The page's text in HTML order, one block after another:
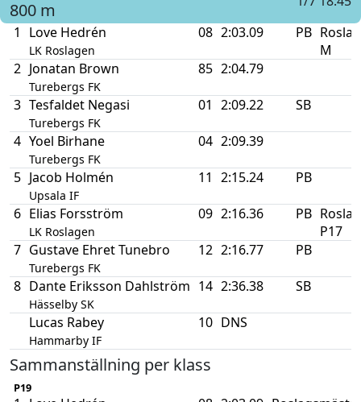
800 m
1
Love Hedrén
LK Roslagen
08 2:03.09 PB
M
2 Jonatan Brown
Turebergs FK
85 2:04.79
3 Tesfaldet Negasi
Turebergs FK
01 2:09.22 SB
4 Yoel Birhane
Turebergs FK
04 2:09.39
5 Jacob Holmén
Upsala IF
11 2:15.24 PB
6 Elias Forsström
LK Roslagen
09 2:16.36 PB
P17
7 Gustave Ehret Tunebro
Turebergs FK
12 2:16.77 PB
8 Dante Eriksson Dahlström
Hässelby SK
14 2:36.38 SB
Lucas Rabey
Hammarby IF
10 DNS
Sammanställning per klass
P19